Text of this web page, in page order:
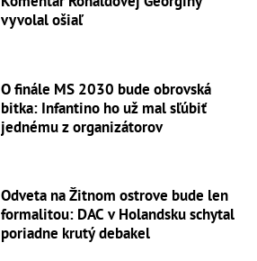
vyvolal ošiaľ
O finále MS 2030 bude obrovská
bitka: Infantino ho už mal sľúbiť
jednému z organizátorov
Odveta na Žitnom ostrove bude len
formalitou: DAC v Holandsku schytal
poriadne krutý debakel